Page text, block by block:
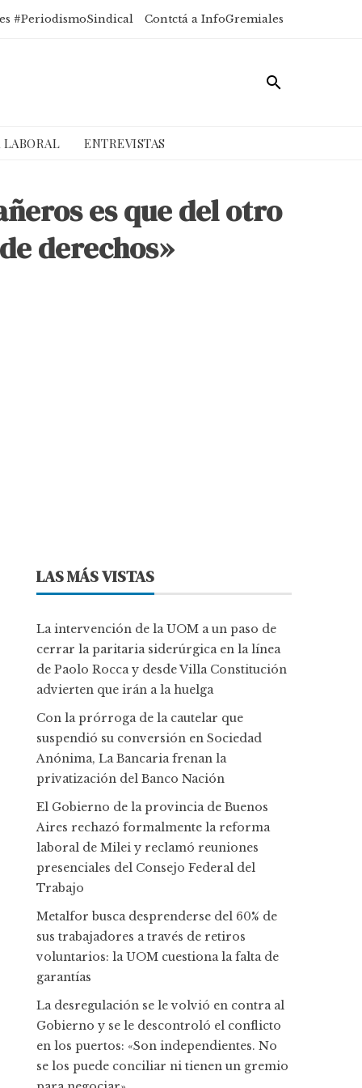
#PeriodismoSindical Contctá a InfoGremiales
LABORAL ENTREVISTAS
es que del otro
derechos»
LAS MÁS VISTAS
La intervención de la UOM a un paso de
cerrar la paritaria siderúrgica en la línea
de Paolo Rocca y desde Villa Constitución
advierten que irán a la huelga
Con la prórroga de la cautelar que
suspendió su conversión en Sociedad
Anónima, La Bancaria frenan la
privatización del Banco Nación
El Gobierno de la provincia de Buenos
Aires rechazó formalmente la reforma
laboral de Milei y reclamó reuniones
presenciales del Consejo Federal del
Trabajo
Metalfor busca desprenderse del 60% de
sus trabajadores a través de retiros
voluntarios: la UOM cuestiona la falta de
garantías
La desregulación se le volvió en contra al
Gobierno y se le descontroló el conflicto
en los puertos: «Son independientes. No
se los puede conciliar ni tienen un gremio